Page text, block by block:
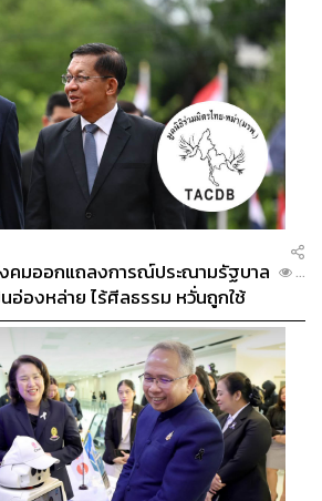
งคมออกแถลงการณ์ประณามรัฐบาล
อ่องหล่าย ไร้ศีลธรรม หวั่นถูกใช้
มียนมา
...